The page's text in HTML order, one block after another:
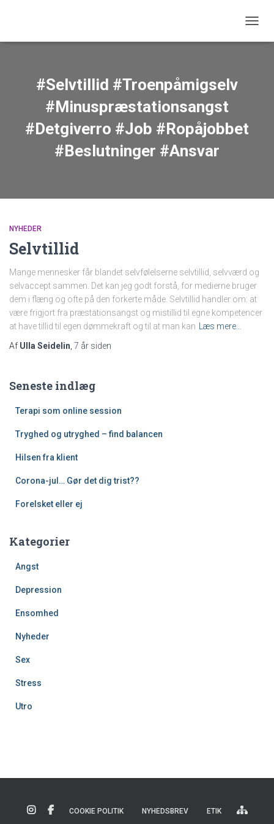
#Selvtillid #Troenpåmigselv
#Minuspræstationsangst
#Detgiverro #Job #Ropåjobbet
#Beslutninger #Ansvar
NYHEDER
Selvtillid
Mange mennesker får blandet selvfølelserne selvtillid, selvværd og
selvaccept sammen. Det kan jeg godt forstå, for medierne bruger
dem i flæng og ofte på den forkerte måde. Selvtillid handler om: at
være frigjort fra præstationsangst og mistillid til egne kompetencer
at have tillid til egen dømmekraft og til at man kan
Læs mere…
Af Ulla Seidelin 7 år siden
Seneste indlæg
Terapi som online session
Tryghed og utryghed – find balancen
Hilsen fra klient
Corona-jul… Gør det dig trist??
Forelsket eller ej
Kategorier
Angst
Depression
Ensomhed
Nyheder
Sex
Stress
Utro
COOKIE POLITIK NYHEDSBREV ETIK